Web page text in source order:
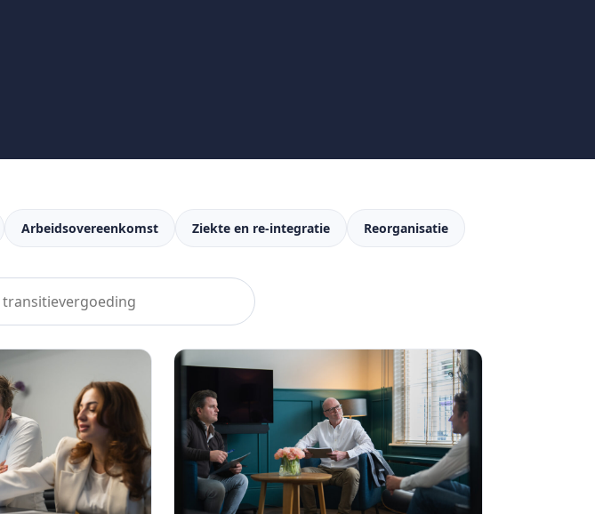
Arbeidsovereenkomst Ziekte en re-integratie Reorganisatie